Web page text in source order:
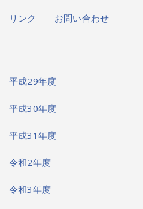
リンク お問い合わせ
平成29年度
平成30年度
平成31年度
令和2年度
令和3年度